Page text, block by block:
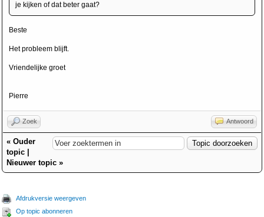
je kijken of dat beter gaat?
Beste
Het probleem blijft.
Vriendelijke groet
Pierre
Zoek Antwoord
« Ouder
topic
Nieuwer topic »
Afdrukversie weergeven
Op topic abonneren